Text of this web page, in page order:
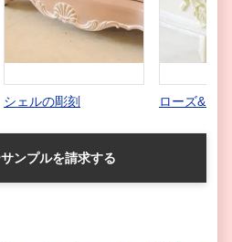
シェルの彫刻 ローズ&リ
ンプルを請求する